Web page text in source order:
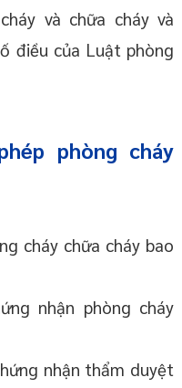
và chữa cháy và
điều của Luật phòng
phòng cháy
cháy chữa cháy bao
nhận phòng cháy
nhận thẩm duyệt